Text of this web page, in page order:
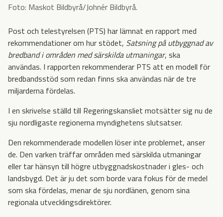
Foto: Maskot Bildbyrå/Johnér Bildbyrå.
Post och telestyrelsen (PTS) har lämnat en rapport med
rekommendationer om hur stödet, Satsning på utbyggnad av
bredband i områden med särskilda utmaningar, ska
användas. I rapporten rekommenderar PTS att en modell för
bredbandsstöd som redan finns ska användas när de tre
miljarderna fördelas.
I en skrivelse ställd till Regeringskansliet motsätter sig nu de
sju nordligaste regionerna myndighetens slutsatser.
Den rekommenderade modellen löser inte problemet, anser
de. Den varken träffar områden med särskilda utmaningar
eller tar hänsyn till högre utbyggnadskostnader i gles- och
landsbygd. Det är ju det som borde vara fokus för de medel
som ska fördelas, menar de sju nordlänen, genom sina
regionala utvecklingsdirektörer.